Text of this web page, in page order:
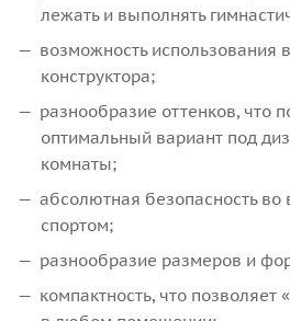
лежать и выполнять
возможность использования
конструктора;
разнообразие оттенков, что
оптимальный вариант под
комнаты;
абсолютная безопасность во
спортом;
разнообразие размеров и
компактность, что позволяет